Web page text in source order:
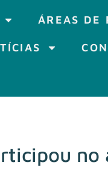
ÁREAS DE